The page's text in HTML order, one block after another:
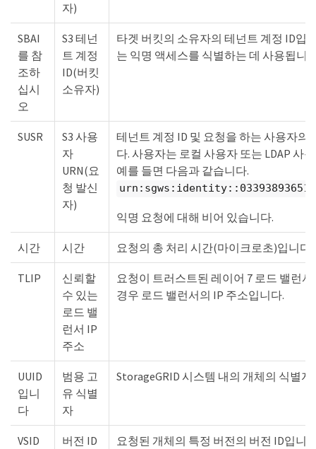
자)
SBAI
를 참
조하
십시
오
S3 테넌
트 계정
ID(버킷
소유자)
타겟 버킷의 소유자의 테넌트 계정 ID입
는 익명 액세스를 식별하는 데 사용됩니
SUSR
S3 사용
자
URN(요
청 발신
자)
테넌트 계정 ID 및 요청을 하는 사용자의
다. 사용자는 로컬 사용자 또는 LDAP 사
예를 들면 다음과 같습니다.
익명 요청에 대해 비어 있습니다.
시간 시간 요청의 총 처리 시간(마이크로초)입니다.
TLIP
신뢰할
수 있는
로드 밸
런서 IP
주소
요청이 트러스트된 레이어 7 로드 밸런
경우 로드 밸런서의 IP 주소입니다.
UUID
입니
다
범용 고
유 식별
자
StorageGRID 시스템 내의 개체의 식별자
VSID
버전 ID
요청된 개체의 특정 버전의 버전 ID입니